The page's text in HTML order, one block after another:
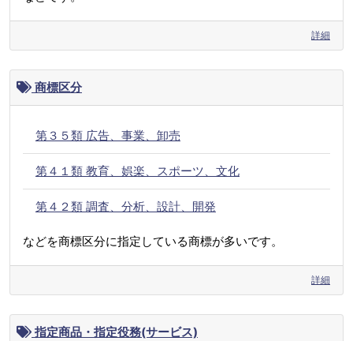
詳細
商標区分
第３５類 広告、事業、卸売
第４１類 教育、娯楽、スポーツ、文化
第４２類 調査、分析、設計、開発
などを商標区分に指定している商標が多いです。
詳細
指定商品・指定役務(サービス)